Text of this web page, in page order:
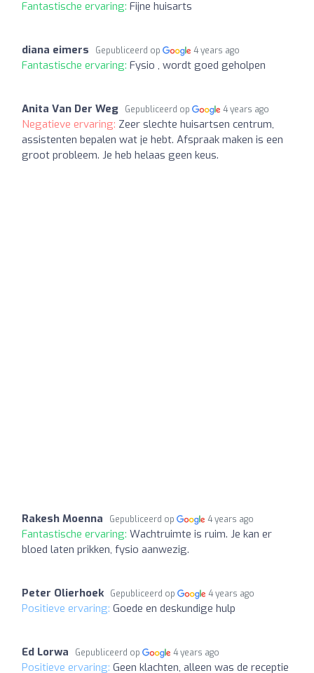
Fantastische ervaring: Fijne huisarts
diana eimers Gepubliceerd op 4 years ago
Fantastische ervaring: Fysio , wordt goed geholpen
Anita Van Der Weg Gepubliceerd op 4 years ago
Negatieve ervaring: Zeer slechte huisartsen centrum,
assistenten bepalen wat je hebt. Afspraak maken is een
groot probleem. Je heb helaas geen keus.
Rakesh Moenna Gepubliceerd op 4 years ago
Fantastische ervaring: Wachtruimte is ruim. Je kan er
bloed laten prikken, fysio aanwezig.
Peter Olierhoek Gepubliceerd op 4 years ago
Positieve ervaring: Goede en deskundige hulp
Ed Lorwa Gepubliceerd op 4 years ago
Positieve ervaring: Geen klachten, alleen was de receptie